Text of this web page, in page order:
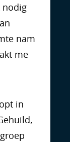
nodig
nam
me
in